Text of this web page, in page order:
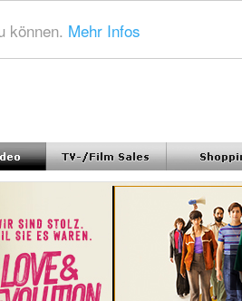
können. Mehr Infos